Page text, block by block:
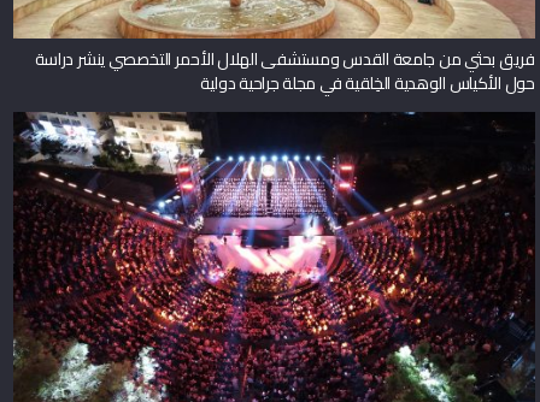
فريق بحثي من جامعة القدس ومستشفى الهلال الأحمر التخصصي ينشر دراسة
حول الأكياس الوهدية الخِلقية في مجلة جراحية دولية